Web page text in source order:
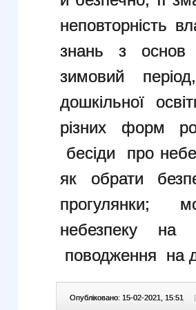
неповторність
знань з основ
зимовий
дошкільної
різних форм
бесіди про
як обрати
прогулянки;
небезпеку
поводження на
Опубліковано: 15-02-2021, 15:51 |